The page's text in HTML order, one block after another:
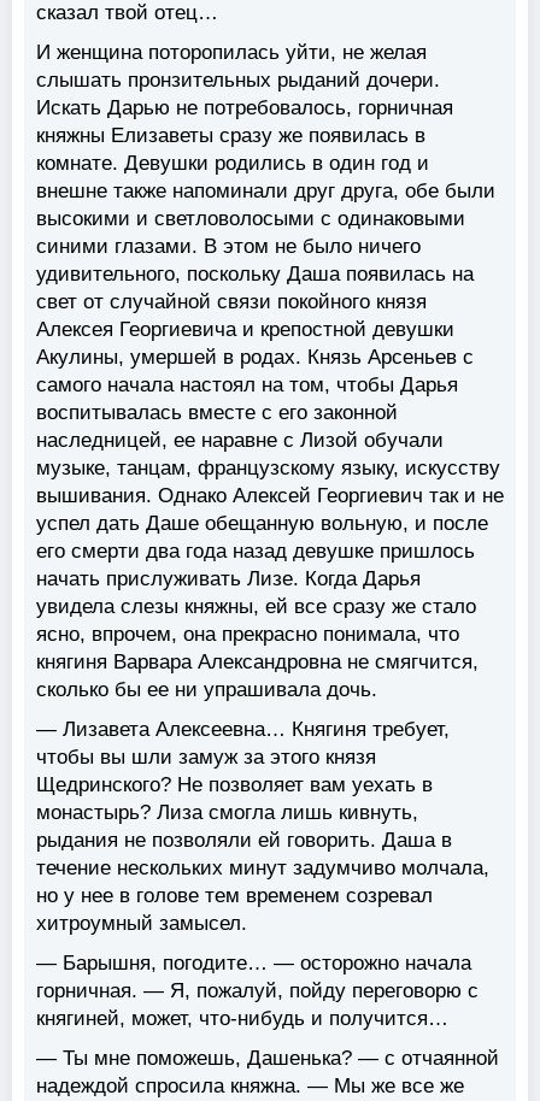
сказал твой отец…
И женщина поторопилась уйти, не желая
слышать пронзительных рыданий дочери.
Искать Дарью не потребовалось, горничная
княжны Елизаветы сразу же появилась в
комнате. Девушки родились в один год и
внешне также напоминали друг друга, обе были
высокими и светловолосыми с одинаковыми
синими глазами. В этом не было ничего
удивительного, поскольку Даша появилась на
свет от случайной связи покойного князя
Алексея Георгиевича и крепостной девушки
Акулины, умершей в родах. Князь Арсеньев с
самого начала настоял на том, чтобы Дарья
воспитывалась вместе с его законной
наследницей, ее наравне с Лизой обучали
музыке, танцам, французскому языку, искусству
вышивания. Однако Алексей Георгиевич так и не
успел дать Даше обещанную вольную, и после
его смерти два года назад девушке пришлось
начать прислуживать Лизе. Когда Дарья
увидела слезы княжны, ей все сразу же стало
ясно, впрочем, она прекрасно понимала, что
княгиня Варвара Александровна не смягчится,
сколько бы ее ни упрашивала дочь.
— Лизавета Алексеевна… Княгиня требует,
чтобы вы шли замуж за этого князя
Щедринского? Не позволяет вам уехать в
монастырь? Лиза смогла лишь кивнуть,
рыдания не позволяли ей говорить. Даша в
течение нескольких минут задумчиво молчала,
но у нее в голове тем временем созревал
хитроумный замысел.
— Барышня, погодите… — осторожно начала
горничная. — Я, пожалуй, пойду переговорю с
княгиней, может, что-нибудь и получится…
— Ты мне поможешь, Дашенька? — с отчаянной
надеждой спросила княжна. — Мы же все же